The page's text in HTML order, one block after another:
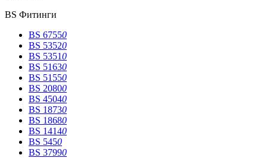
BS Фитинги
BS 67550
BS 53520
BS 53510
BS 51630
BS 51550
BS 20800
BS 45040
BS 18730
BS 18680
BS 14140
BS 5450
BS 37990